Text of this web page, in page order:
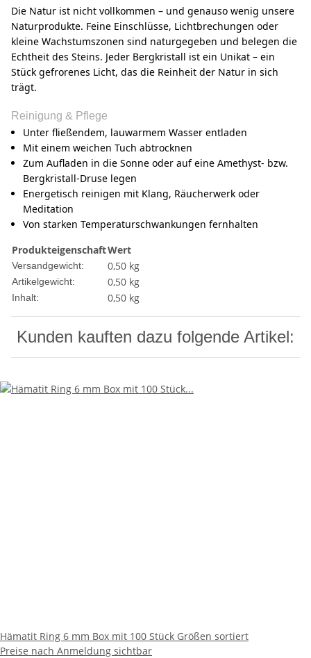
Die Natur ist nicht vollkommen – und genauso wenig unsere
Naturprodukte. Feine Einschlüsse, Lichtbrechungen oder
kleine Wachstumszonen sind naturgegeben und belegen die
Echtheit des Steins. Jeder Bergkristall ist ein Unikat – ein
Stück gefrorenes Licht, das die Reinheit der Natur in sich
trägt.
Reinigung & Pflege
Unter fließendem, lauwarmem Wasser entladen
Mit einem weichen Tuch abtrocknen
Zum Aufladen in die Sonne oder auf eine Amethyst- bzw.
Bergkristall-Druse legen
Energetisch reinigen mit Klang, Räucherwerk oder
Meditation
Von starken Temperaturschwankungen fernhalten
ProdukteigenschaftWert
Versandgewicht: 0,50 kg
Artikelgewicht: 0,50 kg
Inhalt: 0,50 kg
Kunden kauften dazu folgende Artikel:
Hämatit Ring 6 mm Box mit 100 Stück Größen sortiert
Preise nach Anmeldung sichtbar